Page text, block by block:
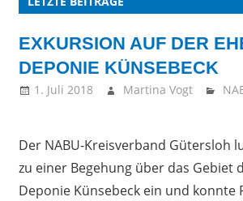
EXKURSION AUF DER
DEPONIE KÜNSEBECK
1. Juli 2018 Martina Vogt
Der NABU-Kreisverband Gütersloh
zu einer Begehung über das Gebiet
Deponie Künsebeck ein und konnte